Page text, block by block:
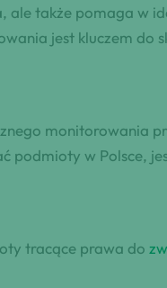
ale także pomaga w
jest kluczem do
monitorowania
podmioty w Polsce,
tracące prawa do